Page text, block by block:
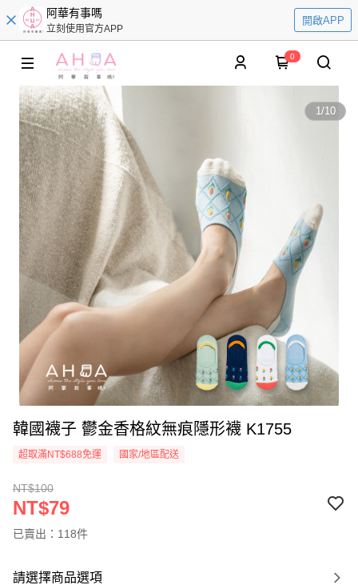
阿華有事嗎
立刻使用官方APP
開啟APP
0
1/10
韓國襪子 鬱金香格紋無痕隱形襪 K1755
超取滿NT$688免運 國家/地區配送
NT$100
NT$79
已賣出：118件
請選擇商品選項